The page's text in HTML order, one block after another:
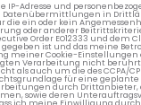
Adresse und
Datenübermittlungen in
ein oder kein
oder anderer
Order EO12333 und dem
ist und das meine
Cookie-Einstellungen
Verarbeitung nicht
als auch um die des CCPA/
für eine
durch
sowie deren